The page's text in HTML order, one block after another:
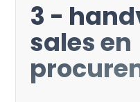
3 -
sales en